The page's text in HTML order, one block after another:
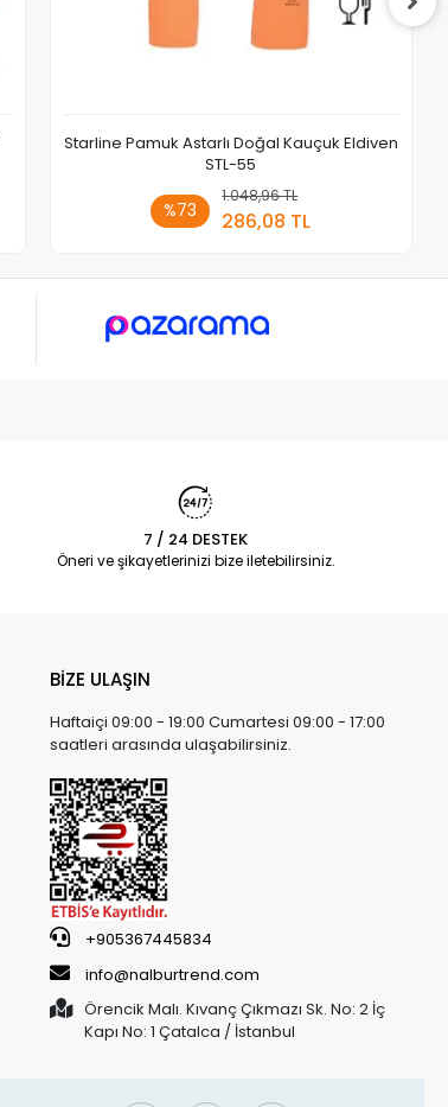
Starline Pamuk Astarlı Doğal Kauçuk Eldiven
STL-55
%73
1.048,96 TL
286,08 TL
Sepete Ekle
7 / 24 DESTEK
Öneri ve şikayetlerinizi bize iletebilirsiniz.
BİZE ULAŞIN
Haftaiçi 09:00 - 19:00 Cumartesi 09:00 - 17:00
saatleri arasında ulaşabilirsiniz.
+905367445834
info@nalburtrend.com
Örencik Malı. Kıvanç Çıkmazı Sk. No: 2 İç
Kapı No: 1 Çatalca / İstanbul